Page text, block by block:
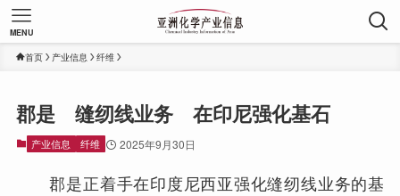
MENU
首页 产业信息 纤维
郡是 缝纫线业务 在印尼强化基石
产业信息 纤维 2025年9月30日
郡是正着手在印度尼西亚强化缝纫线业务的基